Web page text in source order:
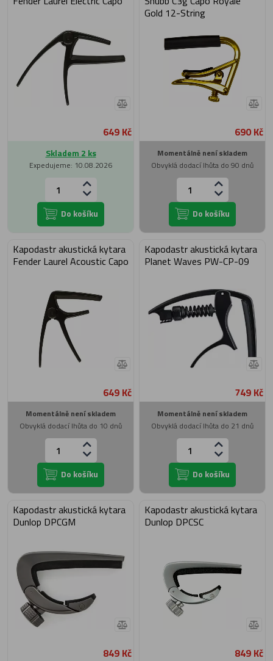
649 Kč
Skladem 2 ks
Expedujeme: 10.08.2026
Do košíku
Gold 12-String
690 Kč
Momentálně není skladem
Obvyklá dodací lhůta do 90 dnů
Do košíku
Kapodastr akustická kytara
Fender Laurel Acoustic Capo
649 Kč
Momentálně není skladem
Obvyklá dodací lhůta do 10 dnů
Do košíku
Kapodastr akustická kytara
Planet Waves PW-CP-09
749 Kč
Momentálně není skladem
Obvyklá dodací lhůta do 21 dnů
Do košíku
Kapodastr akustická kytara
Dunlop DPCGM
849 Kč
Kapodastr akustická kytara
Dunlop DPCSC
849 Kč